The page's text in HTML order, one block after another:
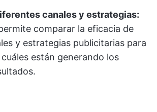
canales y estrategias:
comparar la eficacia de
y estrategias publicitarias para
están generando los